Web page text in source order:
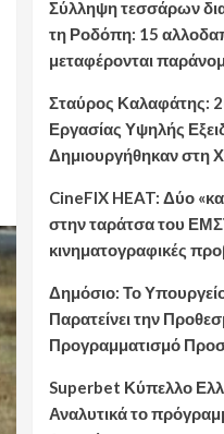
Σύλληψη τεσσάρων
τη Ροδόπη: 15
μεταφέρονται
Σταύρος Καλαφάτης:
Εργασίας Υψηλής
Δημιουργήθηκαν στη
CineFIX HEAT: Δύο
στην ταράτσα του
κινηματογραφικές
Δημόσιο: Το
Παρατείνει την
Προγραμματισμό
Superbet Κύπελλο
Αναλυτικά το